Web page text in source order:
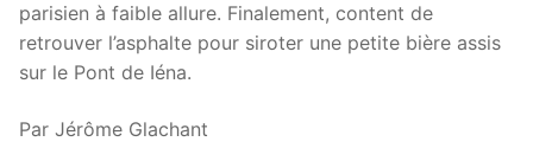
parisien à faible allure. Finalement, content de
retrouver l’asphalte pour siroter une petite bière assis
sur le Pont de Iéna.
Par Jérôme Glachant